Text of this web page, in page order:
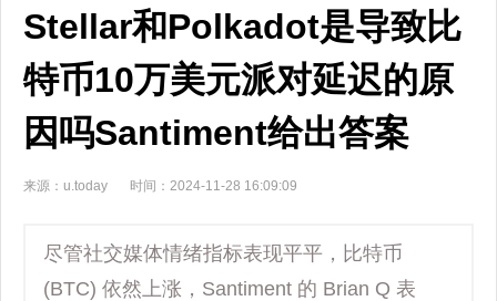
Stellar和Polkadot是导致比
特币10万美元派对延迟的原
因吗Santiment给出答案
来源：u.today 时间：2024-11-28 16:09:09
尽管社交媒体情绪指标表现平平，比特币
(BTC) 依然上涨，Santiment 的 Brian Q 表